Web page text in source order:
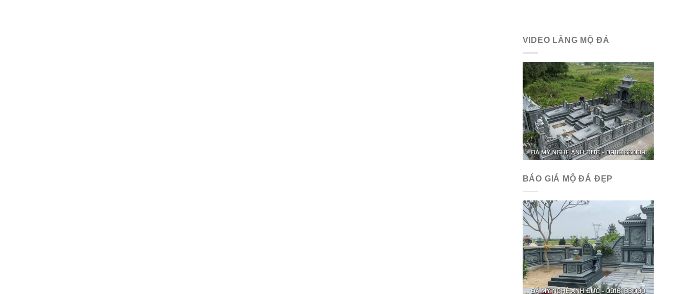
VIDEO LĂNG MỘ ĐÁ
BÁO GIÁ MỘ ĐÁ ĐẸP